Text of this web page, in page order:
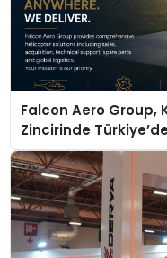
Falcon Aero Group,
Zincirinde